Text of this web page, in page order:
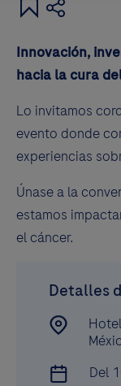
Innovación,
hacia la cura
Lo invitamos
evento donde
experiencias
Únase a la
estamos
el cáncer.
Detalles
Del